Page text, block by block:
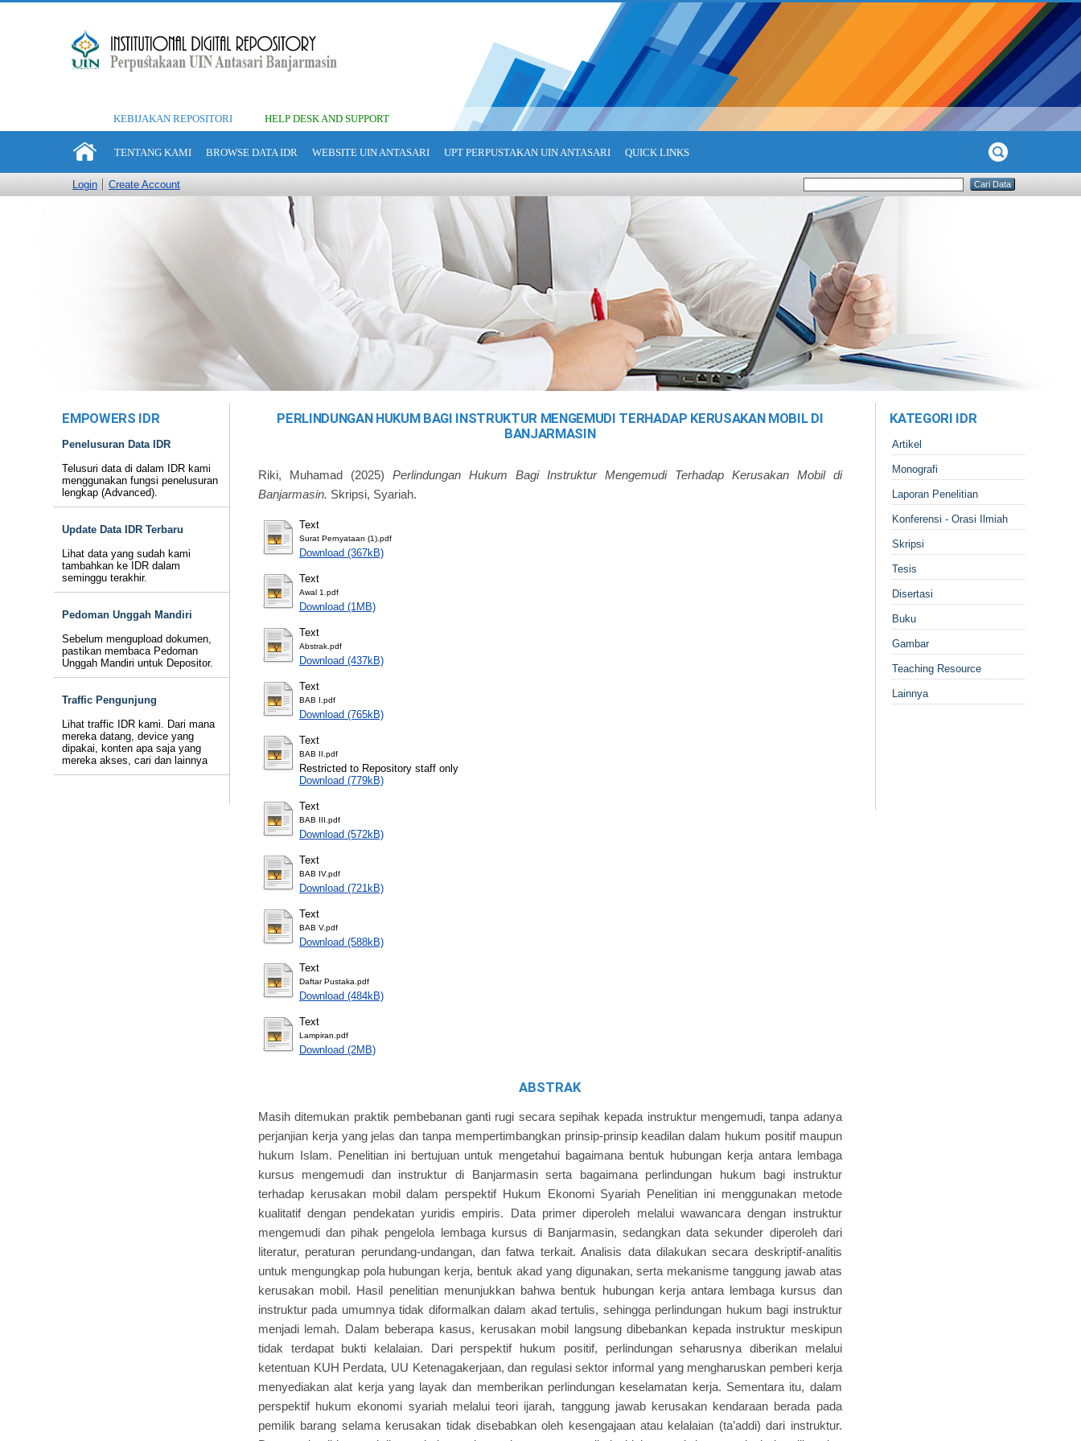
KEBIJAKAN REPOSITORI HELP DESK AND SUPPORT
TENTANG KAMI BROWSE DATA IDR WEBSITE UIN ANTASARI UPT PERPUSTAKAN UIN ANTASARI QUICK LINKS
Login Create Account
EMPOWERS IDR
Penelusuran Data IDR
Telusuri data di dalam IDR kami
menggunakan fungsi penelusuran
lengkap (Advanced).
Update Data IDR Terbaru
Lihat data yang sudah kami
tambahkan ke IDR dalam
seminggu terakhir.
Pedoman Unggah Mandiri
Sebelum mengupload dokumen,
pastikan membaca Pedoman
Unggah Mandiri untuk Depositor.
Traffic Pengunjung
Lihat traffic IDR kami. Dari mana
mereka datang, device yang
dipakai, konten apa saja yang
mereka akses, cari dan lainnya
PERLINDUNGAN HUKUM BAGI INSTRUKTUR MENGEMUDI TERHADAP KERUSAKAN MOBIL DI
BANJARMASIN
Riki, Muhamad(2025) Perlindungan Hukum Bagi Instruktur Mengemudi Terhadap Kerusakan Mobil di
Banjarmasin. Skripsi, Syariah.
Text
Surat Pernyataan (1).pdf
Download (367kB)
Text
Awal 1.pdf
Download (1MB)
Text
Abstrak.pdf
Download (437kB)
Text
BAB I.pdf
Download (765kB)
Text
BAB II.pdf
Restricted to Repository staff only
Download (779kB)
Text
BAB III.pdf
Download (572kB)
Text
BAB IV.pdf
Download (721kB)
Text
BAB V.pdf
Download (588kB)
Text
Daftar Pustaka.pdf
Download (484kB)
Text
Lampiran.pdf
Download (2MB)
ABSTRAK
Masih ditemukan praktik pembebanan ganti rugi secara sepihak kepada instruktur mengemudi, tanpa adanya
perjanjian kerja yang jelas dan tanpa mempertimbangkan prinsip-prinsip keadilan dalam hukum positif maupun
hukum Islam. Penelitian ini bertujuan untuk mengetahui bagaimana bentuk hubungan kerja antara lembaga
kursus mengemudi dan instruktur di Banjarmasin serta bagaimana perlindungan hukum bagi instruktur
terhadap kerusakan mobil dalam perspektif Hukum Ekonomi Syariah Penelitian ini menggunakan metode
kualitatif dengan pendekatan yuridis empiris. Data primer diperoleh melalui wawancara dengan instruktur
mengemudi dan pihak pengelola lembaga kursus di Banjarmasin, sedangkan data sekunder diperoleh dari
literatur, peraturan perundang-undangan, dan fatwa terkait. Analisis data dilakukan secara deskriptif-analitis
untuk mengungkap pola hubungan kerja, bentuk akad yang digunakan, serta mekanisme tanggung jawab atas
kerusakan mobil. Hasil penelitian menunjukkan bahwa bentuk hubungan kerja antara lembaga kursus dan
instruktur pada umumnya tidak diformalkan dalam akad tertulis, sehingga perlindungan hukum bagi instruktur
menjadi lemah. Dalam beberapa kasus, kerusakan mobil langsung dibebankan kepada instruktur meskipun
tidak terdapat bukti kelalaian. Dari perspektif hukum positif, perlindungan seharusnya diberikan melalui
ketentuan KUH Perdata, UU Ketenagakerjaan, dan regulasi sektor informal yang mengharuskan pemberi kerja
menyediakan alat kerja yang layak dan memberikan perlindungan keselamatan kerja. Sementara itu, dalam
perspektif hukum ekonomi syariah melalui teori ijarah, tanggung jawab kerusakan kendaraan berada pada
pemilik barang selama kerusakan tidak disebabkan oleh kesengajaan atau kelalaian (ta’addi) dari instruktur.
KATEGORI IDR
Artikel
Monografi
Laporan Penelitian
Konferensi - Orasi Ilmiah
Skripsi
Tesis
Disertasi
Buku
Gambar
Teaching Resource
Lainnya